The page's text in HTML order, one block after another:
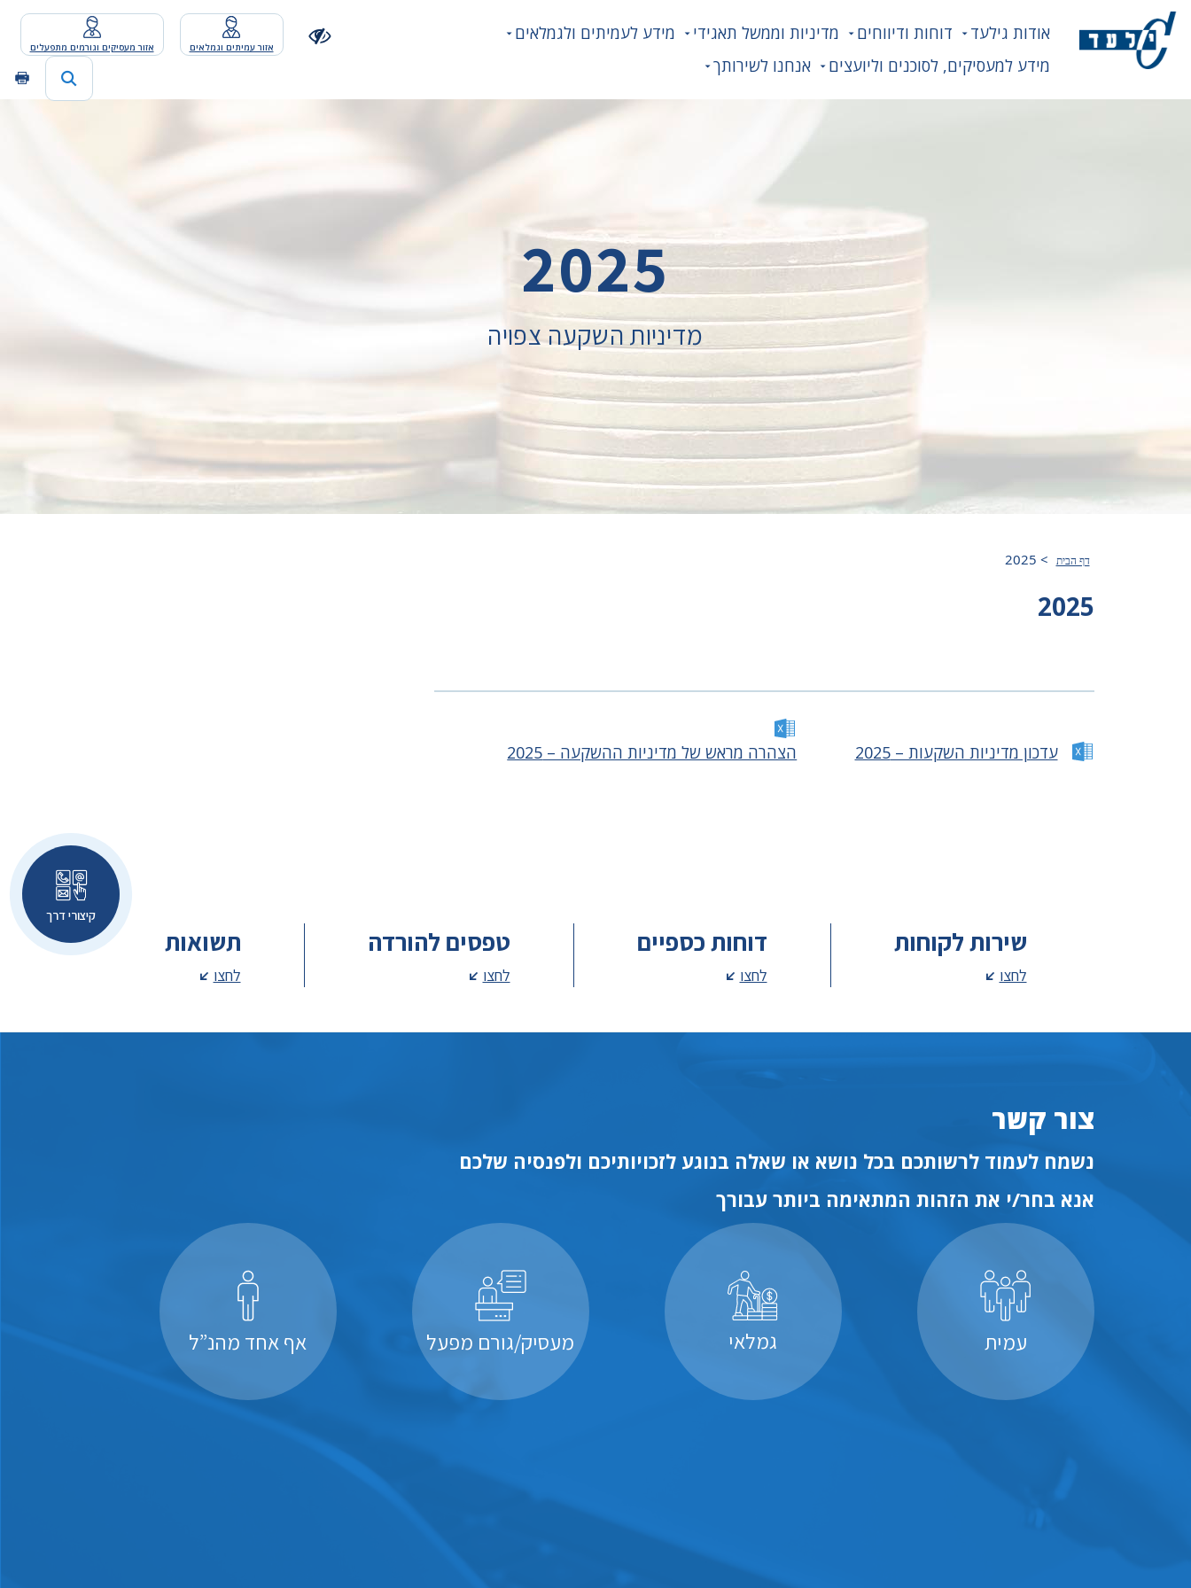
אודות גילעד דוחות ודיווחים מדיניות וממשל תאגידי
מידע לעמיתים ולגמלאים
מידע למעסיקים, לסוכנים וליועצים
אנחנו לשירותך
אזור עמיתים וגמלאים אזור מעסיקים וגורמים מתפעלים
קיצורי דרך
2025
מדיניות השקעה צפויה
דף הבית >
2025
2025
עדכון מדיניות השקעות – 2025 הצהרה מראש של מדיניות ההשקעה – 2025
שירות לקוחות
לחצו
דוחות כספיים
לחצו
טפסים להורדה
לחצו
תשואות
לחצו
צור קשר
נשמח לעמוד לרשותכם בכל נושא או שאלה בנוגע לזכויותיכם ולפנסיה שלכם
אנא בחר/י את הזהות המתאימה ביותר עבורך
עמית גמלאי מעסיק/גורם מפעל אף אחד מהנ”ל